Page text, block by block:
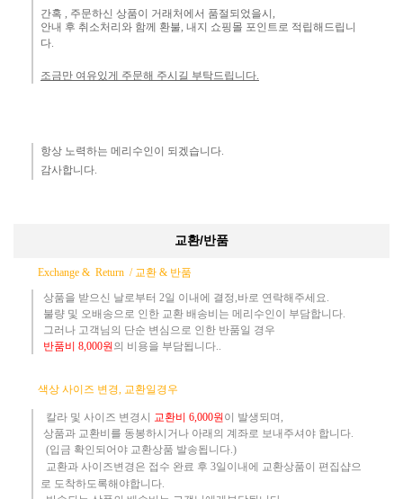
간혹 , 주문하신 상품이 거래처에서 품절되었을시,
안내 후 취소처리와 함께 환불, 내지 쇼핑몰 포인트로 적립해드립니
다.
조금만 여유있게 주문해 주시길 부탁드립니다.
항상 노력하는 메리수인이 되겠습니다.​
감사합니다.​
교환/반품
Exchange & Return / 교환 & 반품
상품을 받으신 날로부터 2일 이내에 결정,바로 연락해주세요.
불량 및 오배송으로 인한 교환 배송비는 메리수인이 부담합니다.
그러나 고객님의 단순 변심으로 인한 반품일 경우
반품비 8,000원 의 비용을 부담됩니다..
색상 사이즈 변경, 교환일경우
칼라 및 사이즈 변경시 교환비 6,000원 이 발생되며,
상품과 교환비를 동봉하시거나 아래의 계좌로 보내주셔야 합니다.
(입금 확인되어야 교환상품 발송됩니다.)​
교환과 사이즈변경은 접수 완료 후 3일이내에 교환상품이 편집샵으
로 도착하도록해야합니다.